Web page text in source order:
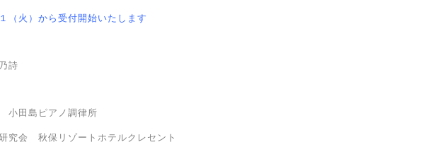
ら受付開始いたします
詩
小田島ピアノ調律所
会 秋保リゾートホテルクレセント